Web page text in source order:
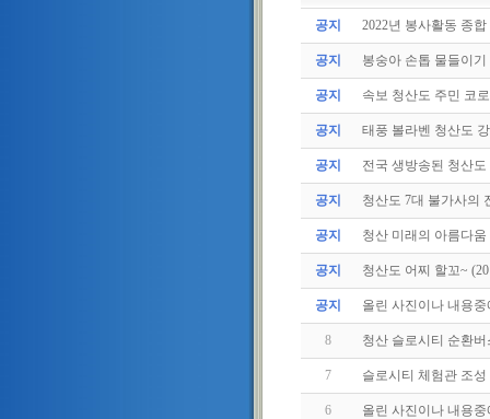
공지 2022년 봉사활동 종합
공지 봉숭아 손톱 물들이기
공지 속보 청산도 주민 코
공지 태풍 볼라벤 청산도
공지 전국 생방송된 청산
공지 청산도 7대 불가사의
공지 청산 미래의 아름다
공지 청산도 어찌 할꼬~
공지 올린 사진이나 내용중
8 청산 슬로시티 순환버
7 슬로시티 체험관 조성
6 올린 사진이나 내용중